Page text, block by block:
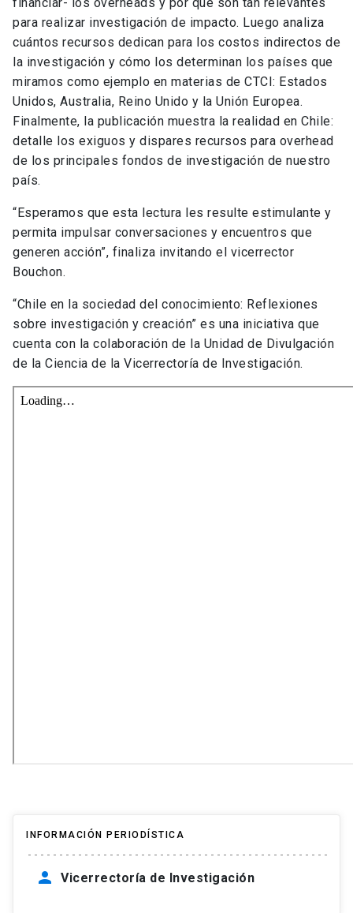
para realizar investigación de impacto. Luego analiza
cuántos recursos dedican para los costos indirectos de
la investigación y cómo los determinan los países que
miramos como ejemplo en materias de CTCI: Estados
Unidos, Australia, Reino Unido y la Unión Europea.
Finalmente, la publicación muestra la realidad en Chile:
detalle los exiguos y dispares recursos para overhead
de los principales fondos de investigación de nuestro
país.
“Esperamos que esta lectura les resulte estimulante y
permita impulsar conversaciones y encuentros que
generen acción”, finaliza invitando el vicerrector
Bouchon.
“Chile en la sociedad del conocimiento: Reflexiones
sobre investigación y creación” es una iniciativa que
cuenta con la colaboración de la Unidad de Divulgación
de la Ciencia de la Vicerrectoría de Investigación.
INFORMACIÓN PERIODÍSTICA
person Vicerrectoría de Investigación